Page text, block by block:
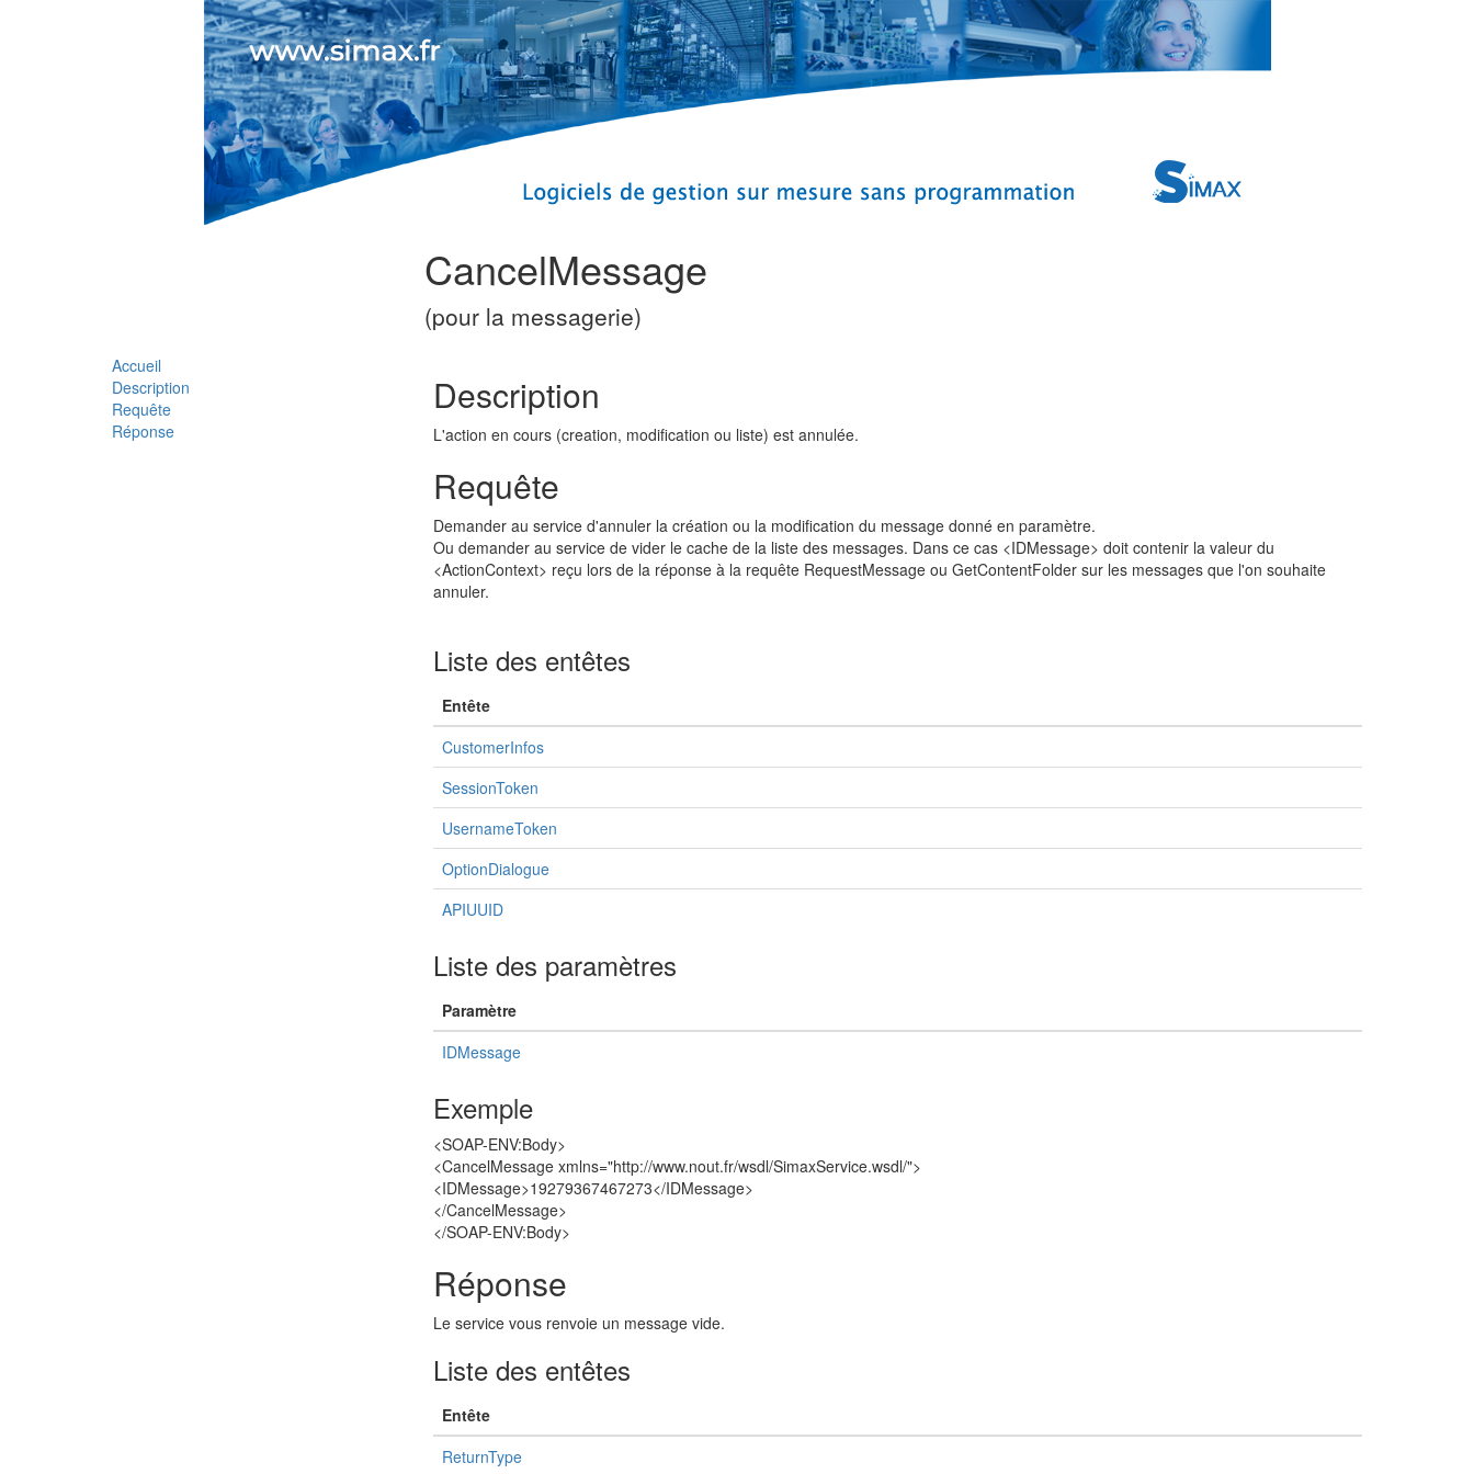
CancelMessage
(pour la messagerie)
Accueil
Description
Requête
Réponse
Description
L'action en cours (creation, modification ou liste) est annulée.
Requête
Demander au service d'annuler la création ou la modification du message donné en paramètre.
Ou demander au service de vider le cache de la liste des messages. Dans ce cas <IDMessage> doit contenir la valeur du
<ActionContext> reçu lors de la réponse à la requête RequestMessage ou GetContentFolder sur les messages que l'on souhaite
annuler.
Liste des entêtes
Entête
CustomerInfos
SessionToken
UsernameToken
OptionDialogue
APIUUID
Liste des paramètres
Paramètre
IDMessage
Exemple
<SOAP-ENV:Body>
<CancelMessage xmlns="http://www.nout.fr/wsdl/SimaxService.wsdl/">
<IDMessage>19279367467273</IDMessage>
</CancelMessage>
</SOAP-ENV:Body>
Réponse
Le service vous renvoie un message vide.
Liste des entêtes
Entête
ReturnType